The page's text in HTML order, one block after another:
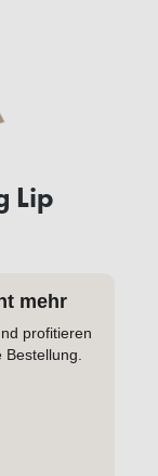
Lip
mehr
profitieren
Bestellung.